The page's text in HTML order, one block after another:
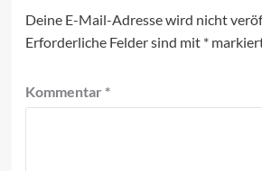
Deine E-Mail-Adresse wird nicht
Erforderliche Felder sind mit *
Kommentar *